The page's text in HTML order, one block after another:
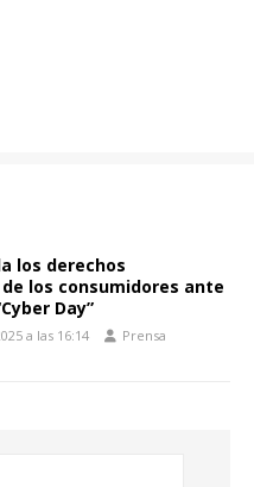
los derechos
los consumidores ante
Day”
a las 16:14 Prensa